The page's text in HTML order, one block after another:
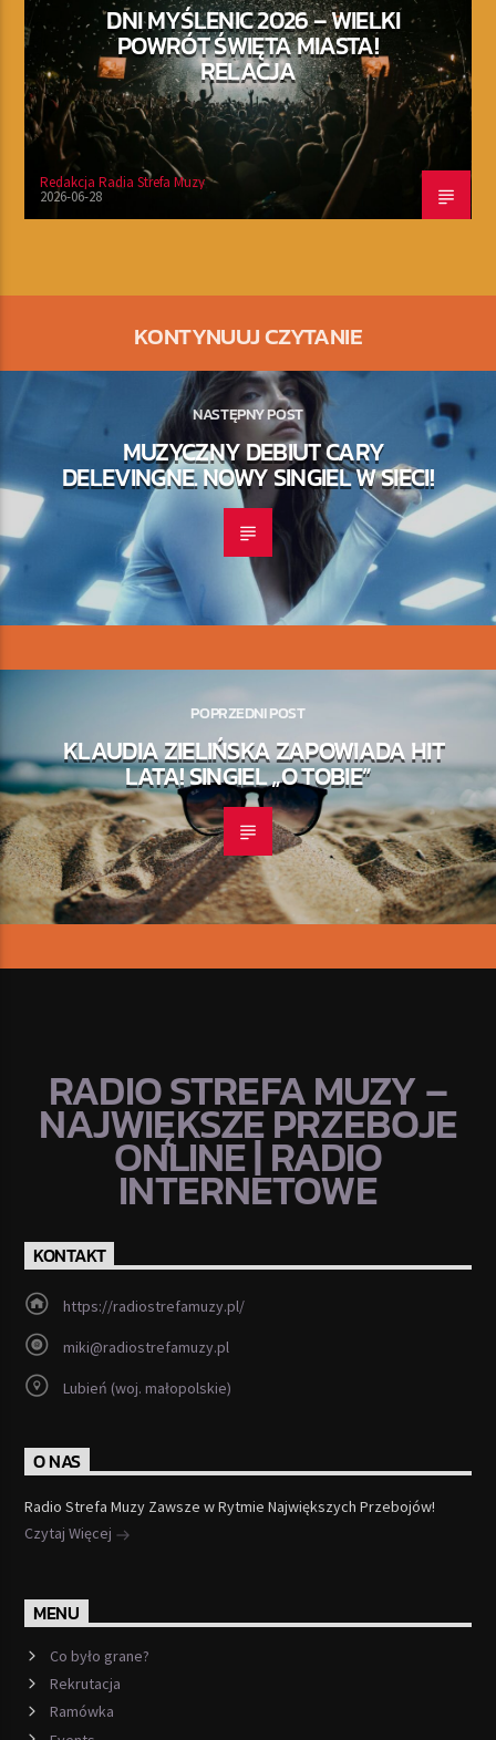
DNI MYŚLENIC 2026 – WIELKI
POWRÓT ŚWIĘTA MIASTA!
RELACJA
Redakcja Radia Strefa Muzy
2026-06-28
KONTYNUUJ CZYTANIE
NASTĘPNY POST
MUZYCZNY DEBIUT CARY
DELEVINGNE. NOWY SINGIEL W SIECI!
POPRZEDNI POST
KLAUDIA ZIELIŃSKA ZAPOWIADA HIT
LATA! SINGIEL „O TOBIE”
RADIO STREFA MUZY –
NAJWIĘKSZE PRZEBOJE
ONLINE | RADIO
INTERNETOWE
KONTAKT
https://radiostrefamuzy.pl/
miki@radiostrefamuzy.pl
Lubień (woj. małopolskie)
O NAS
Radio Strefa Muzy Zawsze w Rytmie Największych Przebojów!
Czytaj Więcej
MENU
Co było grane?
Rekrutacja
Ramówka